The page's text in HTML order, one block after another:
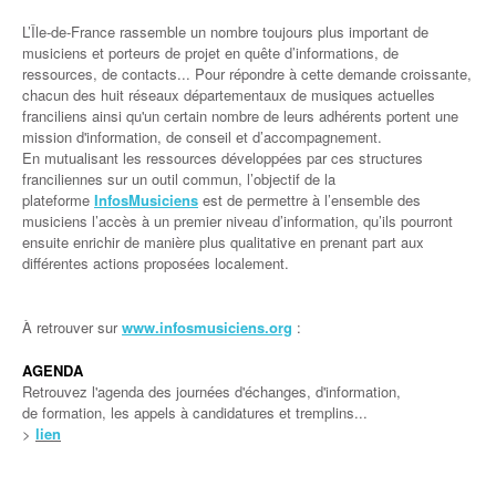
L’Île-de-France rassemble un nombre toujours plus important de
musiciens et porteurs de projet en quête d’informations, de
ressources, de contacts... Pour répondre à cette demande croissante,
chacun des huit réseaux départementaux de musiques actuelles
franciliens ainsi qu'un certain nombre de leurs adhérents portent une
mission d'information, de conseil et d’accompagnement.
En mutualisant les ressources développées par ces structures
franciliennes sur un outil commun, l’objectif de la
plateforme InfosMusiciens est de permettre à l’ensemble des
musiciens l’accès à un premier niveau d’information, qu’ils pourront
ensuite enrichir de manière plus qualitative en prenant part aux
différentes actions proposées localement.
À retrouver surwww.infosmusiciens.org :
AGENDA
Retrouvez l'agenda des journées d'échanges, d'information,
de formation, les appels à candidatures et tremplins...
> lien